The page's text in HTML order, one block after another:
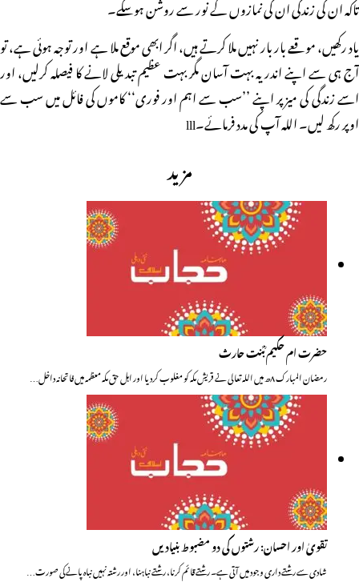
تاکہ ان کی زندگی ان کی نمازوں کے نور سے روشن ہوسکے۔
یاد رکھیں، موقعے بار بار نہیں ملا کرتے ہیں، اگر ابھی موقع ملا ہے اور توجہ ہوئی ہے، تو
آج ہی سے اپنے اندر یہ بہت آسان مگر بہت عظیم تبدیلی لانے کا فیصلہ کرلیں، اور
اسے زندگی کی میز پر اپنے ’’سب سے اہم اور فوری‘‘ کاموں کی فائل میں سب سے
اوپر رکھ لیں۔ اللہ آپ کی مدد فرمائے۔lll
مزید
حضرت ام حکیم ؓبنت حارث
رمضان المبارک ۸ھ میں اللہ تعالی نے قریش مکہ کو مغلوب کردیا اور اہل حق مکہ معظمہ میں فاتحانہ داخل…
تقویٰ اور احسان: رشتوں کی دو مضبوط بنیادیں
شادی سے رشتے داری وجود میں آتی ہے۔ رشتے قائم کرنا، رشتے نباہنا، اور رشتہ نہیں نباہ پانے کی صورت…